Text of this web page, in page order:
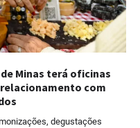
Minas terá oficinas
com
degustações